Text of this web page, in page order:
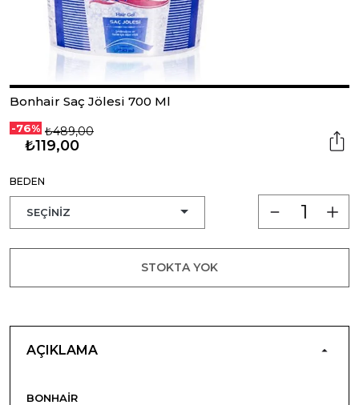
Bonhair Saç Jölesi 700 Ml
-76% ₺489,00
₺119,00
BEDEN
STOKTA YOK
AÇIKLAMA
BONHAIR